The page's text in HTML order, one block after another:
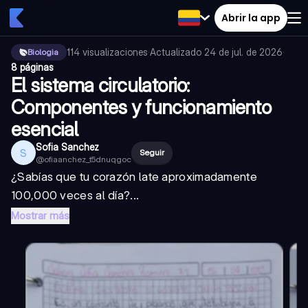
Abrir la app
Biologia 114 visualizaciones·Actualizado 24 de jul. de 2026·
8 páginas
El sistema circulatorio:
Componentes y funcionamiento
esencial
S Sofia Sanchez
@ofiaanchez_t5dnuqgoc
Seguir
¿Sabías que tu corazón late aproximadamente
100,000 veces al día?...
Mostrar más